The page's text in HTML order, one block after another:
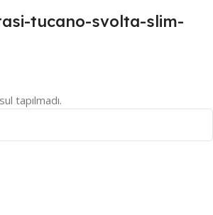
tucano-svolta-slim-
tapılmadı.